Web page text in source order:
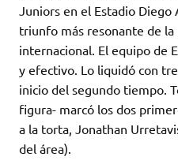
Juniors en el Estadio Diego
triunfo más resonante de la
internacional. El equipo de
y efectivo. Lo liquidó con
inicio del segundo tiempo.
figura- marcó los dos
a la torta, Jonathan
del área).